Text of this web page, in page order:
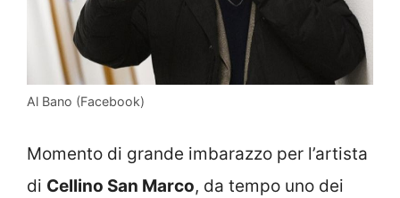
Al Bano (Facebook)
Momento di grande imbarazzo per l’artista
di Cellino San Marco, da tempo uno dei